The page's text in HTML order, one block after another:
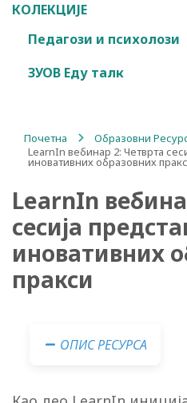
КОЛЕКЦИЈЕ
Педагози и психолози
ЗУОВ Еду талк
Почетна / Образовни
LearnIn вебинар 2: Четврта
иновативних образовних
LearnIn
сесија
иновативних
пракси
ОПИС РЕСУРСА